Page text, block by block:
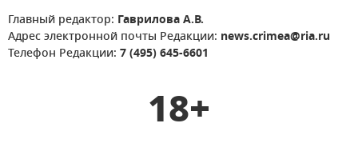
Главный редактор: Гаврилова А.В.
Адрес электронной почты Редакции: news.crimea@ria.ru
Телефон Редакции: 7 (495) 645-6601
18+